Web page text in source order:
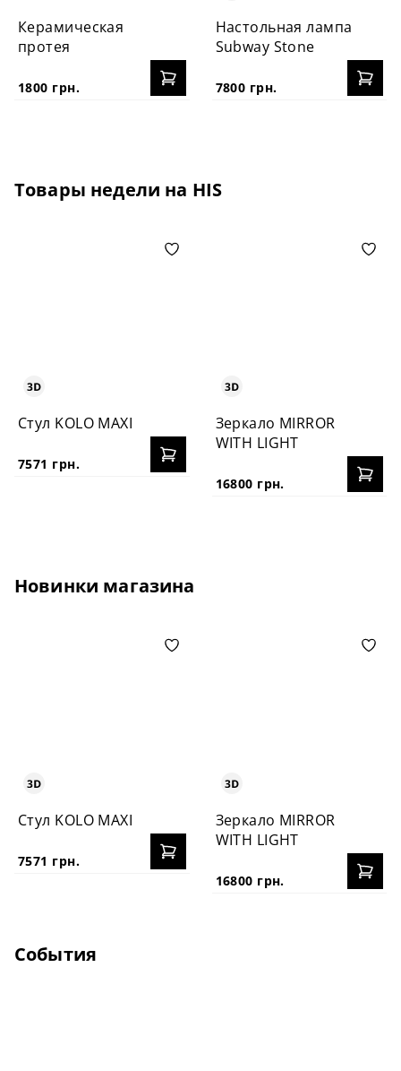
Керамическая
протея
1800 грн.
Настольная лампа
Subway Stone
7800 грн.
Товары недели на HIS
Стул KOLO MAXI
7571 грн.
Зеркало MIRROR
WITH LIGHT
16800 грн.
Новинки магазина
Стул KOLO MAXI
7571 грн.
Зеркало MIRROR
WITH LIGHT
16800 грн.
События